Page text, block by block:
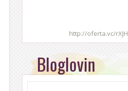
http://oferta.vc/rXJH
Bloglovin